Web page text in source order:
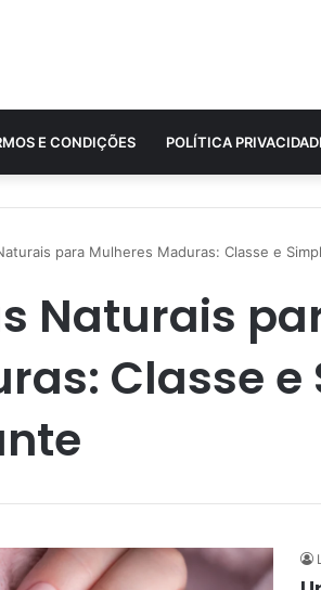
E CONDIÇÕES POLÍTICA
para Mulheres Maduras: Classe e
Naturais
Classe